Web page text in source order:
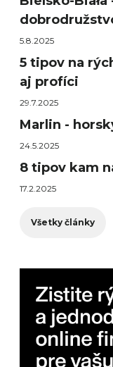
5.8.2025
5 tipov na
aj profíci
29.7.2025
Marlin -
24.5.2025
8 tipov kam
17.2.2025
Všetky články